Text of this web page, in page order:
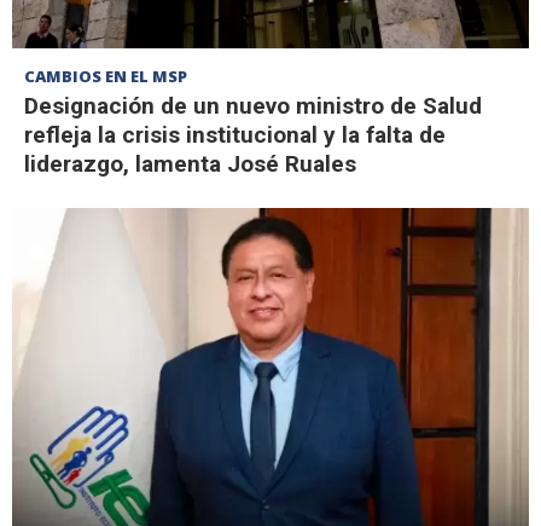
CAMBIOS EN EL MSP
Designación de un nuevo ministro de Salud
refleja la crisis institucional y la falta de
liderazgo, lamenta José Ruales